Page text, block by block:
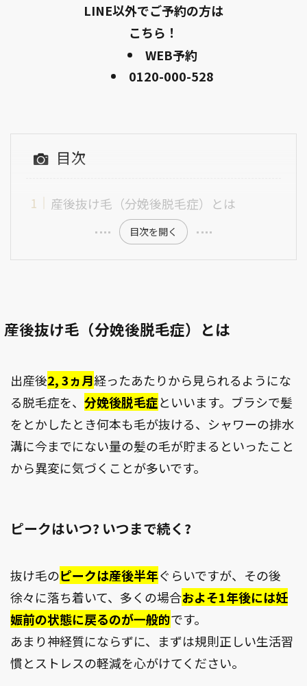
LINE以外でご予約の方は
こちら！
WEB予約
0120-000-528
目次
産後抜け毛（分娩後脱毛症）とは
目次を開く
産後抜け毛（分娩後脱毛症）とは
出産後2, 3ヵ月経ったあたりから見られるようにな
る脱毛症を、 分娩後脱毛症といいます。ブラシで髪
をとかしたとき何本も毛が抜ける、シャワーの排水
溝に今までにない量の髪の毛が貯まるといったこと
から異変に気づくことが多いです。
ピークはいつ? いつまで続く?
抜け毛のピークは産後半年ぐらいですが、その後
徐々に落ち着いて、多くの場合およそ1年後には妊
娠前の状態に戻るのが一般的です。
あまり神経質にならずに、まずは規則正しい生活習
慣とストレスの軽減を心がけてください。